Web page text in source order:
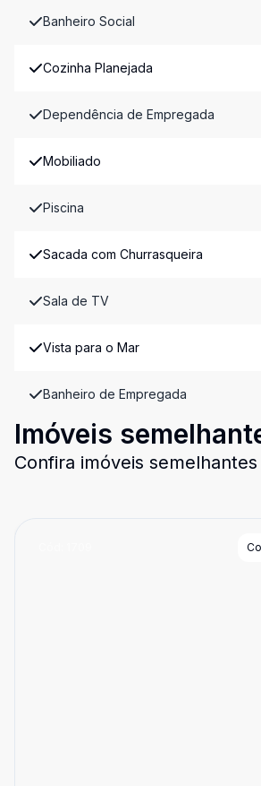
Banheiro Social
Cozinha Planejada
Dependência de Empregada
Mobiliado
Piscina
Sacada com Churrasqueira
Sala de TV
Vista para o Mar
Banheiro de Empregada
Imóveis
Confira imóveis semelhantes